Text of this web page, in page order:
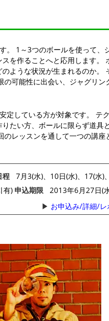
。 1～3つのボールを使って、
を作ることへと応用します。
ような状況が生まれるのか。
可能性に出会い、ジャグリン
定している方が対象です。 テ
たい方、ボールに限らず道具
レッスンを通して一つの講座
程
7月3(水)、10日(水)、17(水)
有) 申込期限
2013年6月27日(
お申込み/詳細/レ